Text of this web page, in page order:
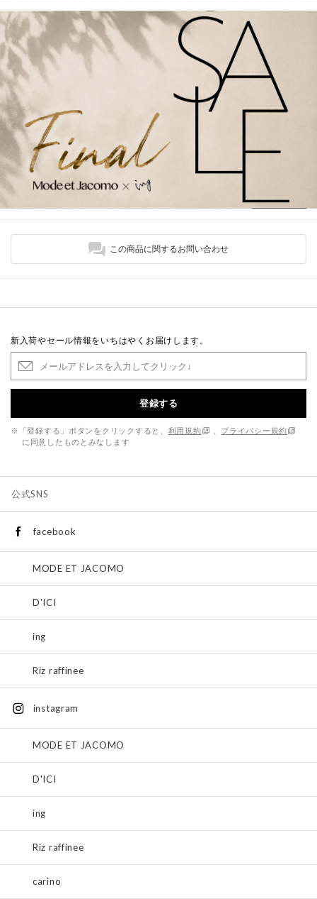
この商品に関するお問い合わせ
新入荷やセール情報をいちはやくお届けします。
登録する
※「登録する」ボタンをクリックすると、 利用規約
プライバシー規約
に同意したものとみなします
公式SNS
facebook
MODE ET JACOMO
D'ICI
ing
Riz raffinee
instagram
MODE ET JACOMO
D'ICI
ing
Riz raffinee
carino